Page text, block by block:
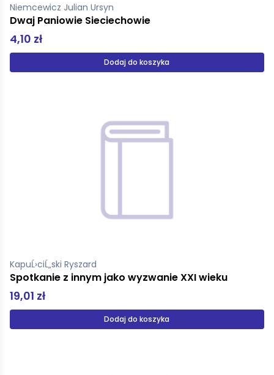
Niemcewicz Julian Ursyn
Dwaj Paniowie Sieciechowie
4,10 zł
Dodaj do koszyka
KapuĹ›ciĹ„ski Ryszard
Spotkanie z innym jako wyzwanie XXI wieku
19,01 zł
Dodaj do koszyka